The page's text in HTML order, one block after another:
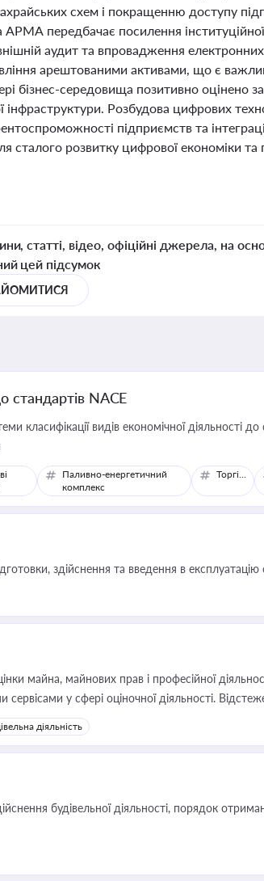
схем і покращенню доступу
АРМА передбачає посилення
аудит та впровадження
арештованими активами, що є
бізнес-середовища позитивно оцінено
Розбудова цифрових
підприємств та
розвитку цифрової економіки та
статті, відео, офіційні джерела, на
цей підсумок
стандартів NACE
класифікації видів економічної діяльності
Паливно-енергетичний
комплекс
Торгівля
здійснення та введення в експлуатацію
майна, майнових прав і професійної
у сфері оціночної діяльності.
керівника, юриста або бухгалтера під час
угод і перевірки статусу суб'єктів оціночної
діяльність
будівельної діяльності, порядок